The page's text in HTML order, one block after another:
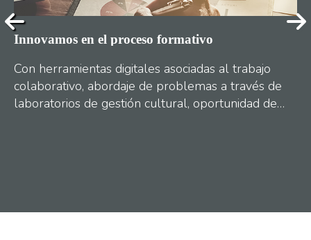
Innovamos en el proceso formativo
Con herramientas digitales asociadas al trabajo
colaborativo, abordaje de problemas a través de
laboratorios de gestión cultural, oportunidad de